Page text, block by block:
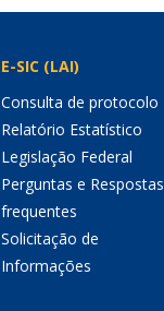
E-SIC (LAI)
Consulta de protocolo
Relatório Estatístico
Legislação Federal
Perguntas e Respostas
frequentes
Solicitação de
Informações